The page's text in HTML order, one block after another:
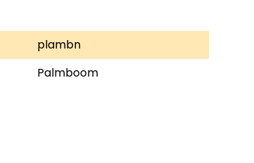
plambn
Palmboom